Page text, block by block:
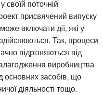
поточній
присвячений випуску
включати дії, які у
Так, процеси
відрізняються від
виробництва
основних засобів, що
діяльності тощо.